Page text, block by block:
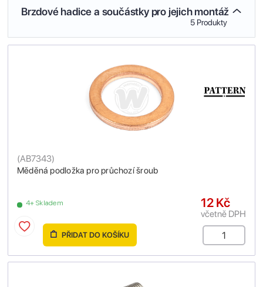
Brzdové hadice a součástky pro jejich montáž
5 Produkty
Měděná podložka pro průchozí šroub
(AB7343)
4+ Skladem 12 Kč
včetně DPH
PŘIDAT DO KOŠÍKU